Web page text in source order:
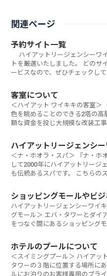
関連ページ
予約サイト一覧
ハイアットリージェンシーワ
トを厳選いたしました。 どのサ
ービスなので、ぜひチェックし
客室について
＜ハイアット ワイキキの客室＞
色を眺めることのできる2塔の
額な資金を投じ大規模な改装工
ハイアットリージェンシ
＜ナ・ホオラ・スパ＞ 『ナ・ホ
して2000年にハイアットリージ
も伝統あるスパです。 こちらの
ショッピングモールやビ
ハイアットリージェンシーワイ
グモール＞ エバ・タワーとダイ
をつなぐ間にあるショッピング
ホテルのプールについて
＜スイミングプール＞ ハイアッ
タワーの３階に位置する場所に